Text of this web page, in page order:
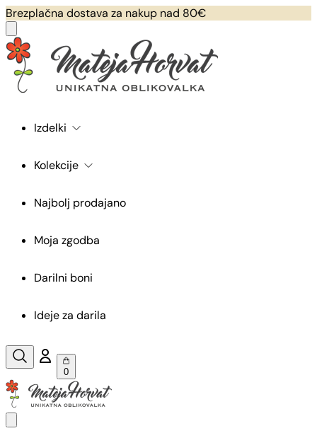
Brezplačna dostava za nakup nad 80€
Izdelki
Kolekcije
Najbolj prodajano
Moja zgodba
Darilni boni
Ideje za darila
0